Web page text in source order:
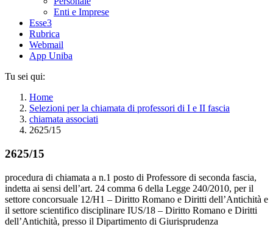
Enti e Imprese
Esse3
Rubrica
Webmail
App Uniba
Tu sei qui:
Home
Selezioni per la chiamata di professori di I e II fascia
chiamata associati
2625/15
2625/15
procedura di chiamata a n.1 posto di Professore di seconda fascia,
indetta ai sensi dell’art. 24 comma 6 della Legge 240/2010, per il
settore concorsuale 12/H1 – Diritto Romano e Diritti dell’Antichità e
il settore scientifico disciplinare IUS/18 – Diritto Romano e Diritti
dell’Antichità, presso il Dipartimento di Giurisprudenza